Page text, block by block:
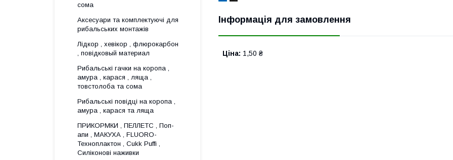
Інформація для замовлення
Ціна: 1,50 ₴
сома
Аксесуари та комплектуючі для
рибальських монтажів
Лідкор , хевікор , флюрокарбон
, повідковый материал
Рибальські гачки на коропа ,
амура , карася , ляща ,
товстолоба та сома
Рибальські повідці на коропа ,
амура , карася та ляща
ПРИКОРМКИ , ПЕЛЛЕТС , Поп-
апи , МАКУХА , FLUORО-
Техноплактон , Cukk Puffi ,
Силіконові наживки